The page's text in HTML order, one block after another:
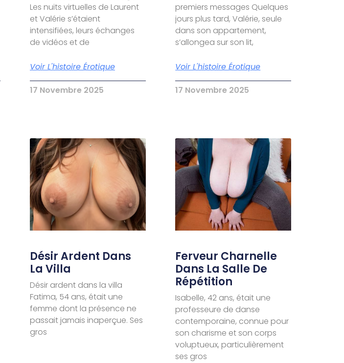
Les nuits virtuelles de Laurent
et Valérie s’étaient
intensifiées, leurs échanges
de vidéos et de
Voir L'histoire Érotique
17 Novembre 2025
premiers messages Quelques
jours plus tard, Valérie, seule
dans son appartement,
s’allongea sur son lit,
Voir L'histoire Érotique
17 Novembre 2025
Désir Ardent Dans
La Villa
Désir ardent dans la villa
Fatima, 54 ans, était une
femme dont la présence ne
passait jamais inaperçue. Ses
gros
Ferveur Charnelle
Dans La Salle De
Répétition
Isabelle, 42 ans, était une
professeure de danse
contemporaine, connue pour
son charisme et son corps
voluptueux, particulièrement
ses gros